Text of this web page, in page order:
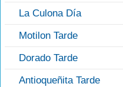
La Culona Día
Motilon Tarde
Dorado Tarde
Antioqueñita Tarde